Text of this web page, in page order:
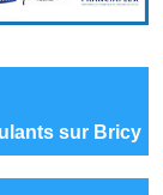
sur Bricy